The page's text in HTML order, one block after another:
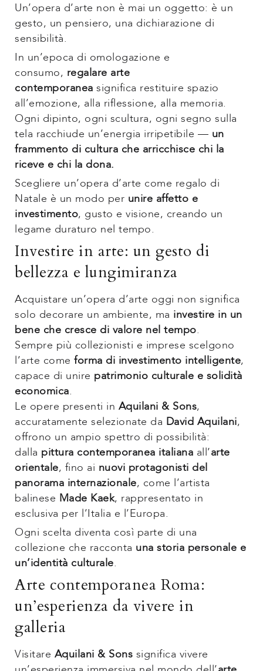
Un’opera d’arte non è mai un oggetto: è un
gesto, un pensiero, una dichiarazione di
sensibilità.
In un’epoca di omologazione e
consumo, regalare arte
contemporanea significa restituire spazio
all’emozione, alla riflessione, alla memoria.
Ogni dipinto, ogni scultura, ogni segno sulla
tela racchiude un’energia irripetibile — un
frammento di cultura che arricchisce chi la
riceve e chi la dona.
Scegliere un’opera d’arte come regalo di
Natale è un modo per unire affetto e
investimento, gusto e visione, creando un
legame duraturo nel tempo.
Investire in arte: un gesto di
bellezza e lungimiranza
Acquistare un’opera d’arte oggi non significa
solo decorare un ambiente, ma investire in un
bene che cresce di valore nel tempo.
Sempre più collezionisti e imprese scelgono
l’arte come forma di investimento intelligente,
capace di unire patrimonio culturale e solidità
economica.
Le opere presenti in Aquilani & Sons,
accuratamente selezionate da David Aquilani,
offrono un ampio spettro di possibilità:
dalla pittura contemporanea italiana all’arte
orientale, fino ai nuovi protagonisti del
panorama internazionale, come l’artista
balinese Made Kaek, rappresentato in
esclusiva per l’Italia e l’Europa.
Ogni scelta diventa così parte di una
collezione che racconta una storia personale e
un’identità culturale.
Arte contemporanea Roma:
un’esperienza da vivere in
galleria
Visitare Aquilani & Sons significa vivere